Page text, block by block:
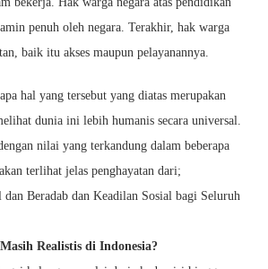
penuh oleh negara. Terakhir, hak warga
baik itu akses maupun pelayanannya.
hal yang tersebut yang diatas merupakan
dunia ini lebih humanis secara universal.
nilai yang terkandung dalam beberapa
terlihat jelas penghayatan dari;
dan Beradab dan Keadilan Sosial bagi Seluruh
Realistis di Indonesia?